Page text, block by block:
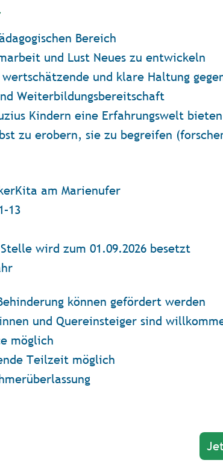
Bereich
und Lust Neues zu entwickeln
und klare Haltung
Weiterbildungsbereitschaft
Kindern eine Erfahrungswelt
zu erobern, sie zu begreifen
am Marienufer
wird zum 01.09.2026 besetzt
können gefördert werden
und Quereinsteiger sind
möglich
Teilzeit möglich